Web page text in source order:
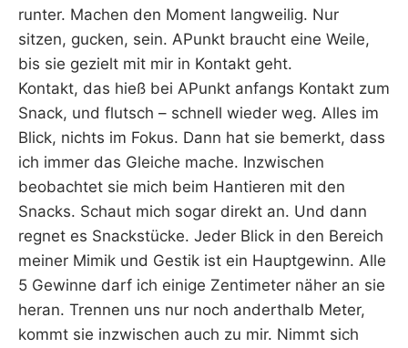
runter. Machen den Moment langweilig. Nur
sitzen, gucken, sein. APunkt braucht eine Weile,
bis sie gezielt mit mir in Kontakt geht.
Kontakt, das hieß bei APunkt anfangs Kontakt zum
Snack, und flutsch – schnell wieder weg. Alles im
Blick, nichts im Fokus. Dann hat sie bemerkt, dass
ich immer das Gleiche mache. Inzwischen
beobachtet sie mich beim Hantieren mit den
Snacks. Schaut mich sogar direkt an. Und dann
regnet es Snackstücke. Jeder Blick in den Bereich
meiner Mimik und Gestik ist ein Hauptgewinn. Alle
5 Gewinne darf ich einige Zentimeter näher an sie
heran. Trennen uns nur noch anderthalb Meter,
kommt sie inzwischen auch zu mir. Nimmt sich